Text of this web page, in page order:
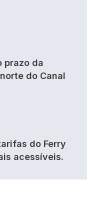
prazo da
do Canal
do Ferry
acessíveis.